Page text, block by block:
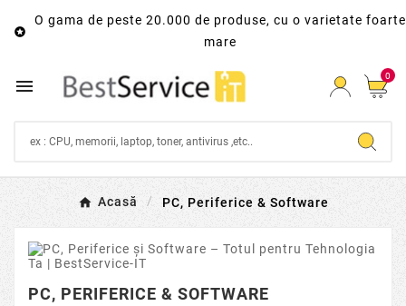

O gama de peste 20.000 de produse, cu o varietate foarte
mare
 0
Acasă PC, Periferice & Software
PC, PERIFERICE & SOFTWARE